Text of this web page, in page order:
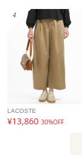
4
LACOSTE
¥13,860 30%OFF